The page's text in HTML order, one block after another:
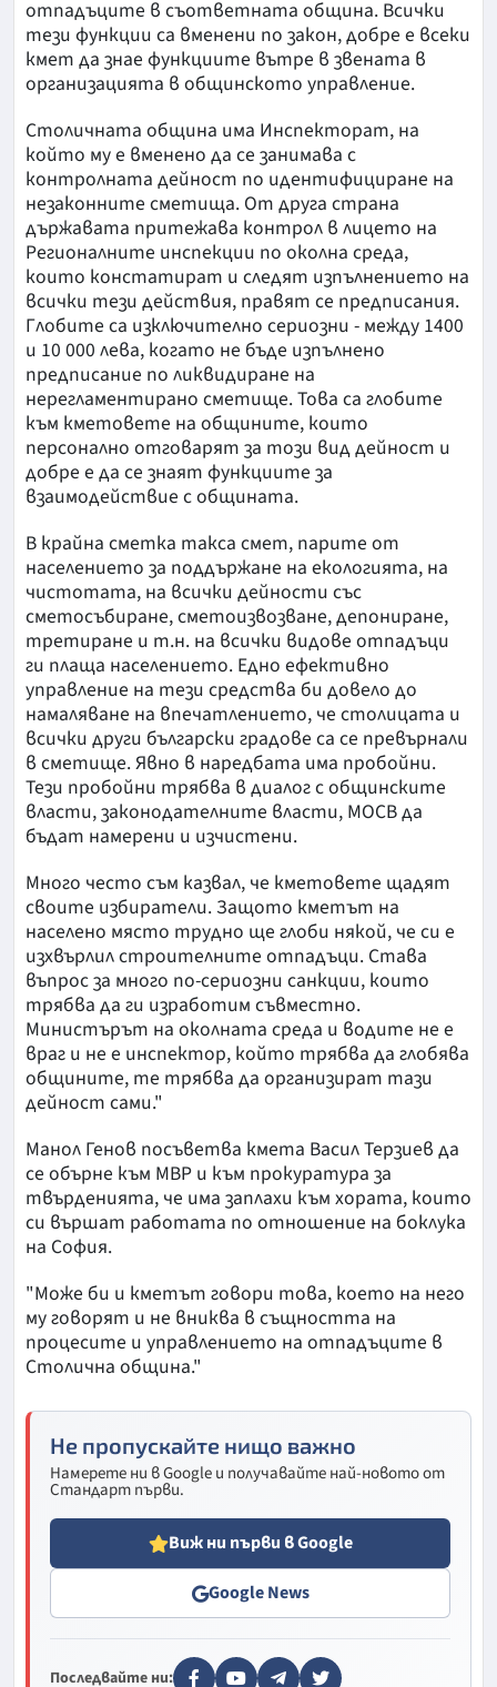
отпадъците в съответната община. Всички
тези функции са вменени по закон, добре е всеки
кмет да знае функциите вътре в звената в
организацията в общинското управление.
Столичната община има Инспекторат, на
който му е вменено да се занимава с
контролната дейност по идентифициране на
незаконните сметища. От друга страна
държавата притежава контрол в лицето на
Регионалните инспекции по околна среда,
които констатират и следят изпълнението на
всички тези действия, правят се предписания.
Глобите са изключително сериозни - между 1400
и 10 000 лева, когато не бъде изпълнено
предписание по ликвидиране на
нерегламентирано сметище. Това са глобите
към кметовете на общините, които
персонално отговарят за този вид дейност и
добре е да се знаят функциите за
взаимодействие с общината.
В крайна сметка такса смет, парите от
населението за поддържане на екологията, на
чистотата, на всички дейности със
сметосъбиране, сметоизвозване, депониране,
третиране и т.н. на всички видове отпадъци
ги плаща населението. Едно ефективно
управление на тези средства би довело до
намаляване на впечатлението, че столицата и
всички други български градове са се превърнали
в сметище. Явно в наредбата има пробойни.
Тези пробойни трябва в диалог с общинските
власти, законодателните власти, МОСВ да
бъдат намерени и изчистени.
Много често съм казвал, че кметовете щадят
своите избиратели. Защото кметът на
населено място трудно ще глоби някой, че си е
изхвърлил строителните отпадъци. Става
въпрос за много по-сериозни санкции, които
трябва да ги изработим съвместно.
Министърът на околната среда и водите не е
враг и не е инспектор, който трябва да глобява
общините, те трябва да организират тази
дейност сами."
Манол Генов посъветва кмета Васил Терзиев да
се обърне към МВР и към прокуратура за
твърденията, че има заплахи към хората, които
си вършат работата по отношение на боклука
на София.
"Може би и кметът говори това, което на него
му говорят и не вниква в същността на
процесите и управлението на отпадъците в
Столична община."
Не пропускайте нищо важно
Намерете ни в Google и получавайте най-новото от
Стандарт първи.
Виж ни първи в Google
Google News
Последвайте ни: